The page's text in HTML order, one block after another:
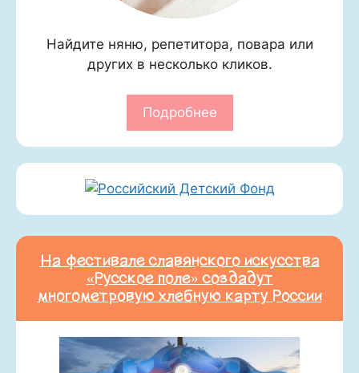
Найдите няню, репетитора, повара или
других в несколько кликов.
Подробнее
На фестивале славянского искусства
«Русское поле» создадут
многометровую хлебную карту России